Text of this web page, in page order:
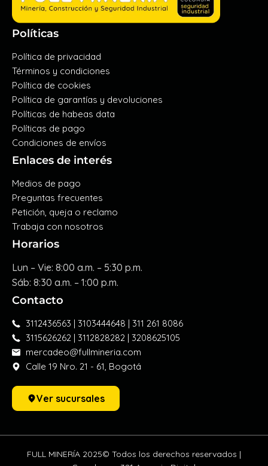
Políticas
Política de privacidad
Términos y condiciones
Política de cookies
Política de garantías y devoluciones
Políticas de habeas data
Políticas de pago
Condiciones de envíos
Enlaces de interés
Medios de pago
Preguntas frecuentes
Petición, queja o reclamo
Trabaja con nosotros
Horarios
Lun – Vie: 8:00 a.m. – 5:30 p.m.
Sáb: 8:30 a.m. – 1:00 p.m.
Contacto
3112436563 | 3103444648 | 311 261 8086
3115626262 | 3112828282 | 3208625105
mercadeo@fullmineria.com
Calle 19 Nro. 21 - 61, Bogotá
Ver sucursales
FULL MINERÍA 2025© Todos los derechos reservados |